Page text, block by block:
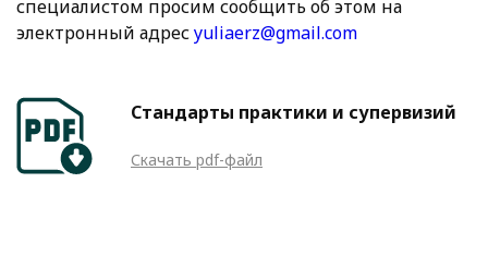
специалистом просим сообщить об этом на
электронный адресyuliaerz@gmail.com
Стандарты практики и супервизий
Скачать pdf-файл